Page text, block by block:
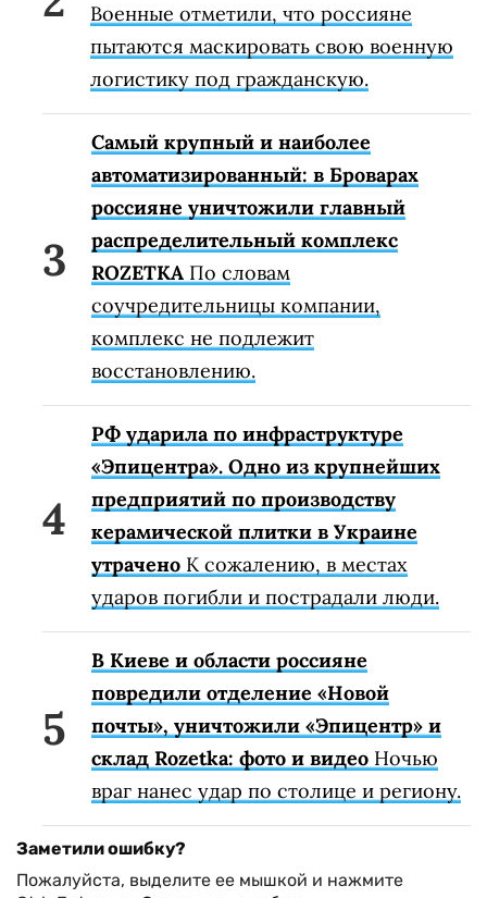
Военные отметили, что россияне
пытаются маскировать свою военную
логистику под гражданскую.
Самый крупный и наиболее
автоматизированный: в Броварах
россияне уничтожили главный
распределительный комплекс
ROZETKA По словам
соучредительницы компании,
комплекс не подлежит
восстановлению.
РФ ударила по инфраструктуре
«Эпицентра». Одно из крупнейших
предприятий по производству
керамической плитки в Украине
утрачено К сожалению, в местах
ударов погибли и пострадали люди.
В Киеве и области россияне
повредили отделение «Новой
почты», уничтожили «Эпицентр» и
склад Rozetka: фото и видео Ночью
враг нанес удар по столице и региону.
Заметили ошибку?
Пожалуйста, выделите ее мышкой и нажмите